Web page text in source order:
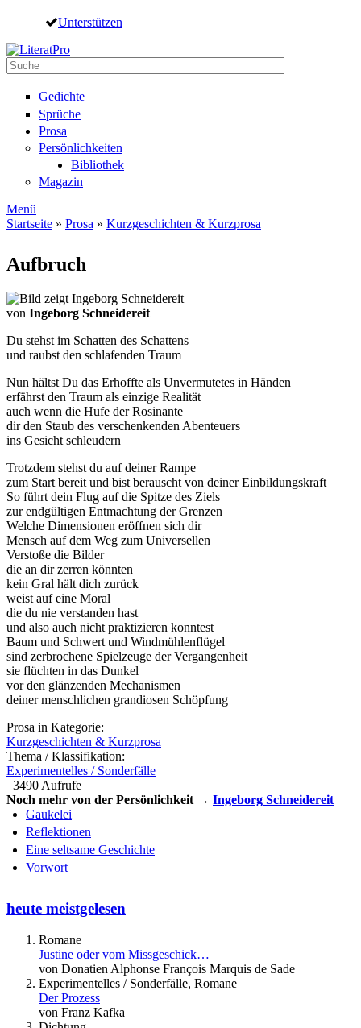
Direkt zum Inhalt
Unterstützen
Suche
Gedichte
Sprüche
Prosa
Persönlichkeiten
Bibliothek
Magazin
Menü
Startseite » Prosa » Kurzgeschichten & Kurzprosa
Aufbruch
von Ingeborg Schneidereit
Du stehst im Schatten des Schattens
und raubst den schlafenden Traum
Nun hältst Du das Erhoffte als Unvermutetes in Händen
erfährst den Traum als einzige Realität
auch wenn die Hufe der Rosinante
dir den Staub des verschenkenden Abenteuers
ins Gesicht schleudern
Trotzdem stehst du auf deiner Rampe
zum Start bereit und bist berauscht von deiner Einbildungskraft
So führt dein Flug auf die Spitze des Ziels
zur endgültigen Entmachtung der Grenzen
Welche Dimensionen eröffnen sich dir
Mensch auf dem Weg zum Universellen
Verstoße die Bilder
die an dir zerren könnten
kein Gral hält dich zurück
weist auf eine Moral
die du nie verstanden hast
und also auch nicht praktizieren konntest
Baum und Schwert und Windmühlenflügel
sind zerbrochene Spielzeuge der Vergangenheit
sie flüchten in das Dunkel
vor den glänzenden Mechanismen
deiner menschlichen grandiosen Schöpfung
Prosa in Kategorie:
Kurzgeschichten & Kurzprosa
Thema / Klassifikation:
Experimentelles / Sonderfälle
3490 Aufrufe
Noch mehr von der Persönlichkeit → Ingeborg Schneidereit
Gaukelei
Reflektionen
Eine seltsame Geschichte
Vorwort
heute meistgelesen
Romane
Justine oder vom Missgeschick…
von Donatien Alphonse François Marquis de Sade
Experimentelles / Sonderfälle, Romane
Der Prozess
von Franz Kafka